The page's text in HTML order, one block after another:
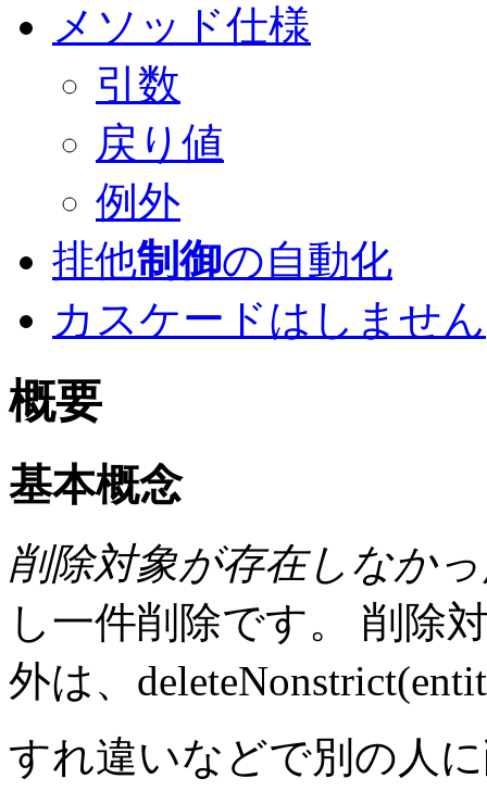
メソッド仕様
引数
戻り値
例外
排他制御の自動化
カスケードはしません
概要
基本概念
削除対象が存在しなか
し一件削除です。 削除
外は、
すれ違いなどで別の人